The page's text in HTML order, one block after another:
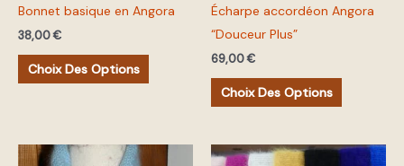
Bonnet basique en Angora
38,00€
Choix Des Options
être
sur
la
produit
Écharpe accordéon Angora
“Douceur Plus”
69,00€
Choix Des Options
être
la
page
produit
Ce